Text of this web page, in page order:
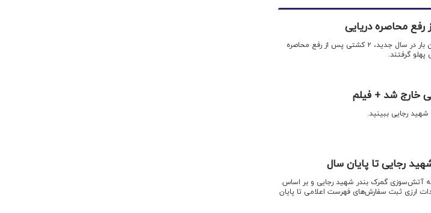
اقتصادنیوز: حسین عباس نژاد گفت: طی ۲ روز گذشته و برای نخستین بار در سال جدید، ۲ کشتی پس از رفع محاصره
گرفتند.
رجایی تا پایان سال
آتش‌سوزی گمرک بندر شهید رجایی و بر اساس
ارزی ثبت سفارش‌های فهرست اعلامی تا پایان